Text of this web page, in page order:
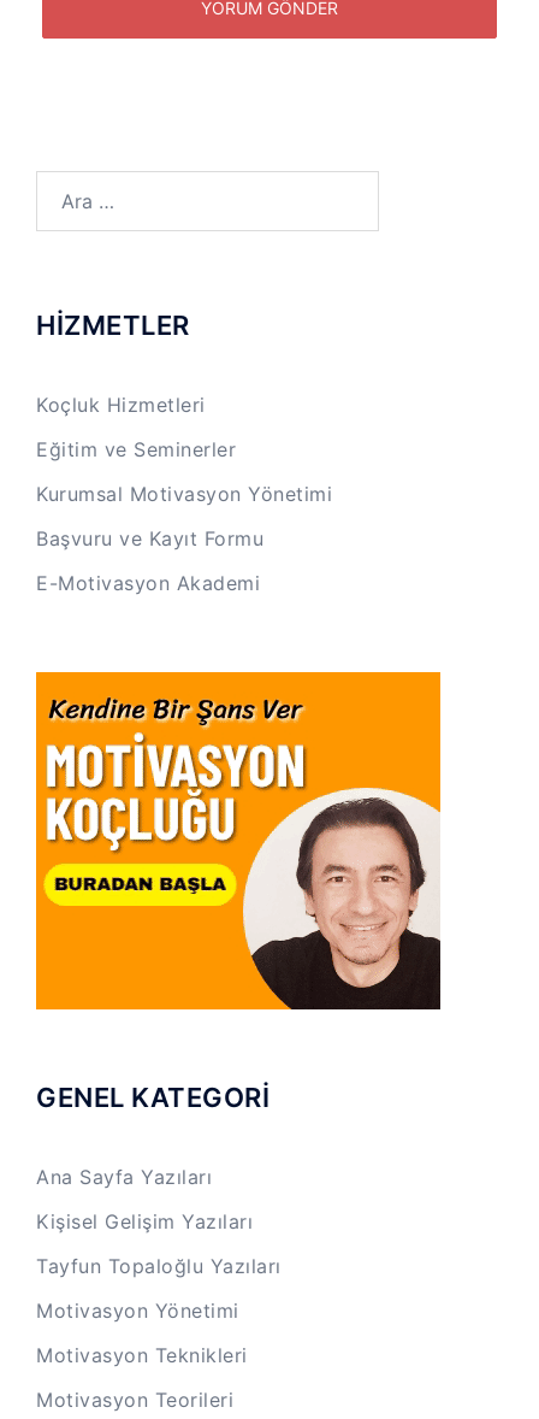
HİZMETLER
Koçluk Hizmetleri
Eğitim ve Seminerler
Kurumsal Motivasyon Yönetimi
Başvuru ve Kayıt Formu
E-Motivasyon Akademi
GENEL KATEGORİ
Ana Sayfa Yazıları
Kişisel Gelişim Yazıları
Tayfun Topaloğlu Yazıları
Motivasyon Yönetimi
Motivasyon Teknikleri
Motivasyon Teorileri